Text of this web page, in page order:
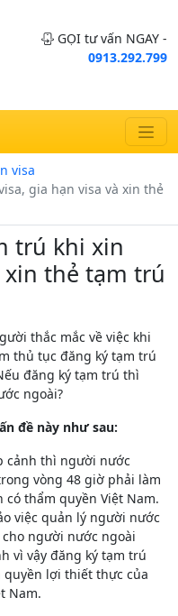
GỌI tư vấn NGAY -
0913.292.799
visa
gia hạn visa và xin thẻ
trú khi xin
xin thẻ tạm trú
thắc mắc về việc khi
thủ tục đăng ký tạm trú
đăng ký tạm trú thì
ngoài?
đề này như sau:
cảnh thì người nước
vòng 48 giờ phải làm
thẩm quyền Việt Nam.
việc quản lý người nước
người nước ngoài
vì vậy đăng ký tạm trú
lợi thiết thực của
Nam.